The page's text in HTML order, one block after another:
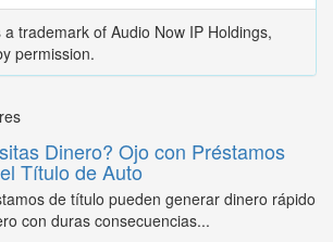
trademark of Audio Now IP Holdings,
permission.
Dinero? Ojo con Préstamos
Título de Auto
de título pueden generar dinero rápido
con duras consecuencias...